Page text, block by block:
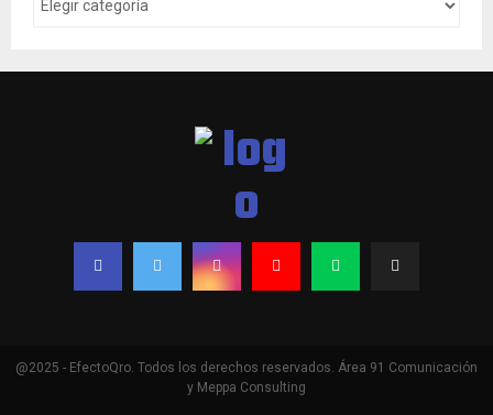
@2025 - EfectoQro. Todos los derechos reservados. Área 91 Comunicación
y Meppa Consulting